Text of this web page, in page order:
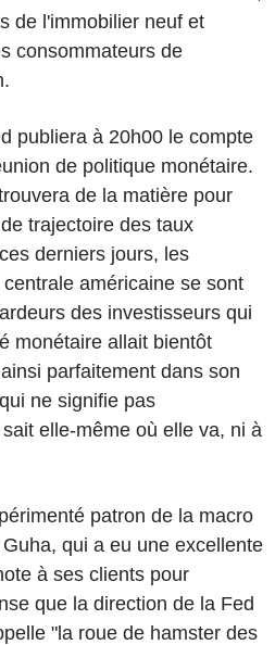
de l'immobilier neuf et
consommateurs de
publiera à 20h00 le compte
de politique monétaire.
de la matière pour
trajectoire des taux
derniers jours, les
américaine se sont
des investisseurs qui
monétaire allait bientôt
parfaitement dans son
ne signifie pas
elle-même où elle va, ni à
patron de la macro
qui a eu une excellente
à ses clients pour
que la direction de la Fed
"la roue de hamster des